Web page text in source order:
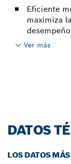
Eficiente
maximiza
Ver más
DATOS
LOS DATOS